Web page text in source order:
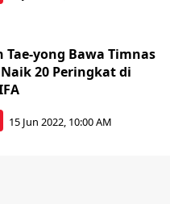
Tae-yong Bawa Timnas
20 Peringkat di
15 Jun 2022, 10:00 AM